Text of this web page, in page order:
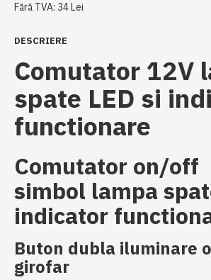
Fără TVA: 34 Lei
DESCRIERE
Comutator 12V
spate LED si
functionare
Comutator on/off
simbol lampa
indicator
Buton dubla iluminare
girofar